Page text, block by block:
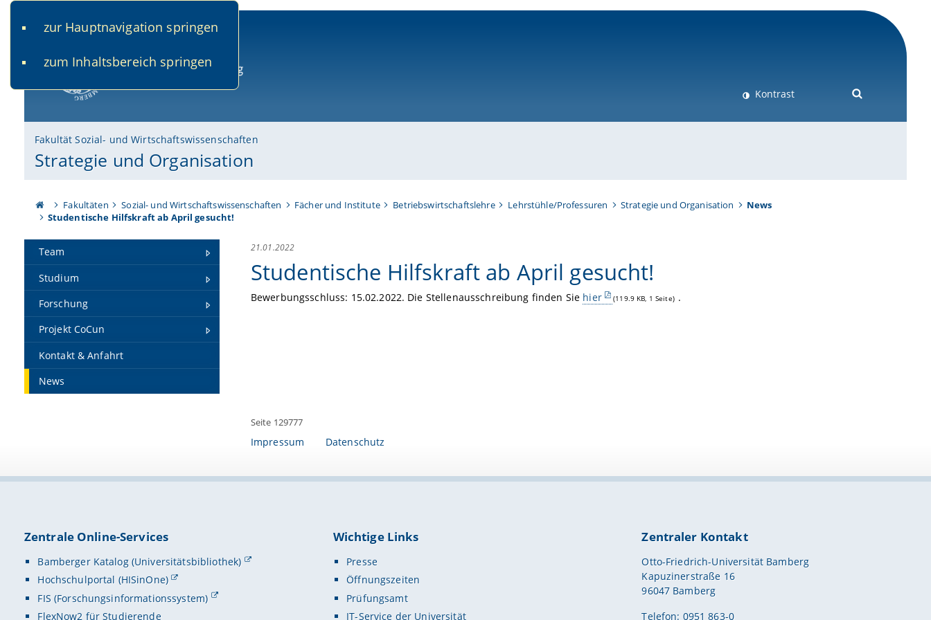
zur Hauptnavigation springen
zum Inhaltsbereich springen
Kontrast
Fakultät Sozial- und Wirtschaftswissenschaften
Strategie und Organisation
Fakultäten Sozial- und Wirtschaftswissenschaften Fächer und Institute Betriebswirtschaftslehre Lehrstühle/Professuren Strategie und Organisation
News
Studentische Hilfskraft ab April gesucht!
Team
Studium
Forschung
Projekt CoCun
Kontakt & Anfahrt
News
21.01.2022
Studentische Hilfskraft ab April gesucht!
Bewerbungsschluss: 15.02.2022. Die Stellenausschreibung finden Sie hier (119.9 KB, 1 Seite) .
Seite 129777
Impressum Datenschutz
Zentrale Online-Services
Bamberger Katalog (Universitätsbibliothek)
Hochschulportal (HISinOne)
FIS (Forschungsinformationssystem)
FlexNow2 für Studierende
Wichtige Links
Presse
Öffnungszeiten
Prüfungsamt
IT-Service der Universität
Zentraler Kontakt
Otto-Friedrich-Universität Bamberg
Kapuzinerstraße 16
96047 Bamberg
Telefon: 0951 863-0